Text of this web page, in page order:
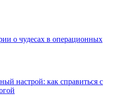
о чудесах в операционных
настрой: как справиться с